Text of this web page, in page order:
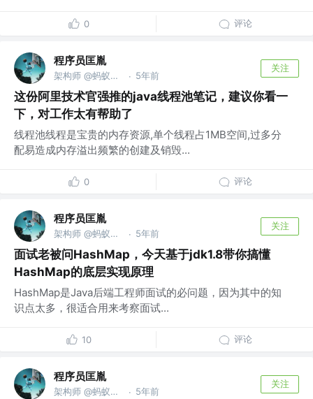
0 评论
程序员匡胤
架构师 @蚂蚁金服 · 5年前
关注
这份阿里技术官强推的java线程池笔记，建议你看一
下，对工作太有帮助了
线程池线程是宝贵的内存资源,单个线程占1MB空间,过多分
配易造成内存溢出频繁的创建及销毁...
0 评论
程序员匡胤
架构师 @蚂蚁金服 · 5年前
关注
面试老被问HashMap，今天基于jdk1.8带你搞懂
HashMap的底层实现原理
HashMap是Java后端工程师面试的必问题，因为其中的知
识点太多，很适合用来考察面试...
10 评论
程序员匡胤
架构师 @蚂蚁金服 · 5年前
关注